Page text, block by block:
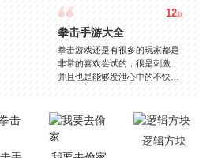
12款
拳击手游大全
拳击游戏还是有很多的玩家都是
非常的喜欢尝试的，很是刺激，
并且也是能够发泄心中的不快
是一些格斗的游戏，其实是非常
的有趣，也是相当的刺激的，游
戏中是有一些不同的场景都是能
逻辑方块